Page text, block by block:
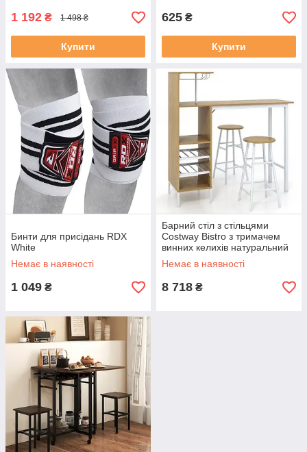
1 192 ₴ 1 498 ₴
Купити
625 ₴
Купити
Бинти для присідань RDX
White
Немає в наявності
1 049 ₴
Барний стіл з стільцями
Costway Bistro з тримачем
винних келихів натуральний
Немає в наявності
8 718 ₴